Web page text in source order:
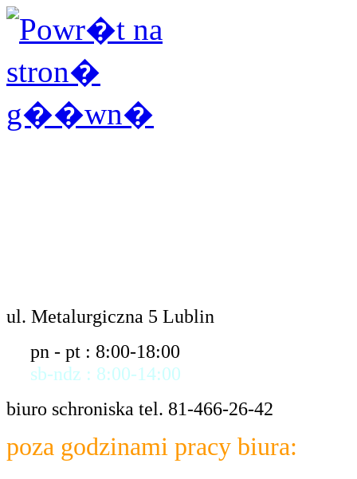
ul. Metalurgiczna 5 Lublin
pn - pt : 8:00-18:00
sb-ndz : 8:00-14:00
biuro schroniska tel. 81-466-26-42
poza godzinami pracy biura: